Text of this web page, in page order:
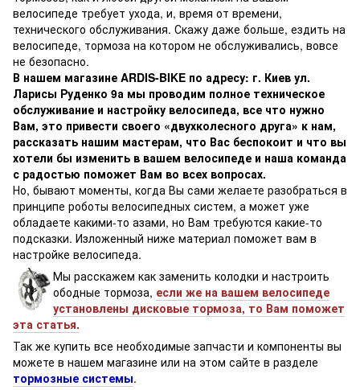
велосипеде требует ухода, и, время от времени,
технического обслуживания. Скажу даже больше, ездить на
велосипеде, тормоза на котором не обслуживались, вовсе
не безопасно.
В нашем магазине ARDIS-BIKE по адресу: г. Киев ул.
Ларисы Руденко 9а мы проводим полное техническое
обслуживание и настройку велосипеда, все что нужно
Вам, это привести своего «двухколесного друга» к нам,
рассказать нашим мастерам, что Вас беспокоит и что вы
хотели бы изменить в вашем велосипеде и наша команда
с радостью поможет Вам во всех вопросах.
Но, бывают моменты, когда Вы сами желаете разобраться в
принципе роботы велосипедных систем, а может уже
обладаете какими-то азами, но Вам требуются какие-то
подсказки. Изложенный ниже материал поможет вам в
настройке велосипеда.
Мы расскажем как заменить колодки и настроить
ободные тормоза, если же на вашем велосипеде
установлены дисковые тормоза, то Вам поможет
эта статья.
Так же купить все необходимые запчасти и компоненты вы
можете в нашем магазине или на этом сайте в разделе
тормозные системы.